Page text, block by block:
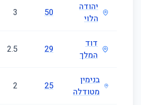
יהודה
הלוי
50
3
דוד
המלך
29
2.5
בנימין
מטודלה
25
2